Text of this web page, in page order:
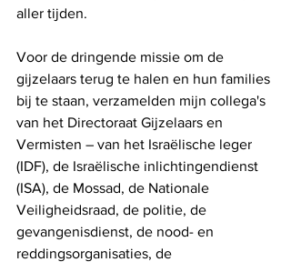
aller tijden.
Voor de dringende missie om de
gijzelaars terug te halen en hun families
bij te staan, verzamelden mijn collega's
van het Directoraat Gijzelaars en
Vermisten – van het Israëlische leger
(IDF), de Israëlische inlichtingendienst
(ISA), de Mossad, de Nationale
Veiligheidsraad, de politie, de
gevangenisdienst, de nood- en
reddingsorganisaties, de